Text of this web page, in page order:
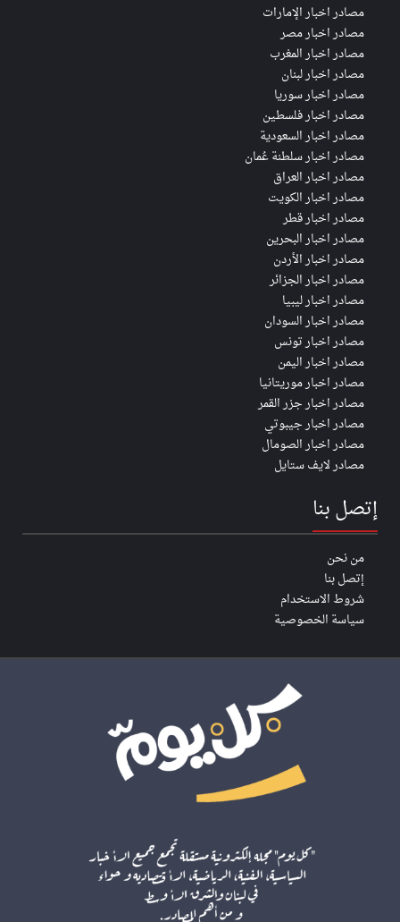
مصادر اخبار الإمارات
مصادر اخبار مصر
مصادر اخبار المغرب
مصادر اخبار لبنان
مصادر اخبار سوريا
مصادر اخبار فلسطين
مصادر اخبار السعودية
مصادر اخبار سلطنة عُمان
مصادر اخبار العراق
مصادر اخبار الكويت
مصادر اخبار قطر
مصادر اخبار البحرين
مصادر اخبار الأردن
مصادر اخبار الجزائر
مصادر اخبار ليبيا
مصادر اخبار السودان
مصادر اخبار تونس
مصادر اخبار اليمن
مصادر اخبار موريتانيا
مصادر اخبار جزر القمر
مصادر اخبار جيبوتي
مصادر اخبار الصومال
مصادر لايف ستايل
إتصل بنا
من نحن
إتصل بنا
شروط الاستخدام
سياسة الخصوصية